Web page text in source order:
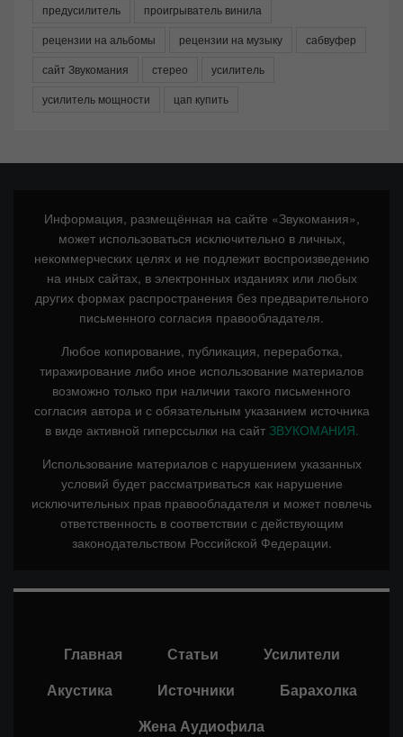
предусилитель
проигрыватель винила
рецензии на альбомы
рецензии на музыку
сабвуфер
сайт Звукомания
стерео
усилитель
усилитель мощности
цап купить
Информация, размещённая на сайте «Звукомания»,
может использоваться исключительно в личных,
некоммерческих целях и не подлежит воспроизведению
на иных сайтах, в электронных изданиях или любых
других формах распространения без предварительного
письменного согласия правообладателя.
Любое копирование, публикация, переработка,
тиражирование либо иное использование материалов
возможно только при наличии такого письменного
согласия автора и с обязательным указанием источника
в виде активной гиперссылки на сайт ЗВУКОМАНИЯ.
Использование материалов с нарушением указанных
условий будет рассматриваться как нарушение
исключительных прав правообладателя и может повлечь
ответственность в соответствии с действующим
законодательством Российской Федерации.
Главная Статьи
Усилители
Акустика
Источники
Барахолка
Жена Аудиофила